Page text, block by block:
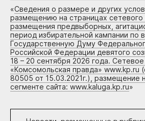
«Сведения о размере и других
размещению на страницах сетевого
размещения предвыборных,
период избирательной кампании по
Государственную Думу
Российской Федерации девятого
18 – 20 сентября 2026 года.
«Комсомольская правда»
80505 от 15.03.2021г.), размещение
сегменте сайта: www.kaluga.kp.ru»